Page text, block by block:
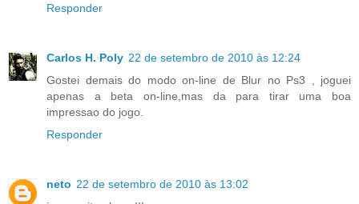
Responder
Carlos H. Poly 22 de setembro de 2010 às 12:24
Gostei demais do modo on-line de Blur no Ps3 , joguei
apenas a beta on-line,mas da para tirar uma boa
impressao do jogo.
Responder
neto 22 de setembro de 2010 às 13:02